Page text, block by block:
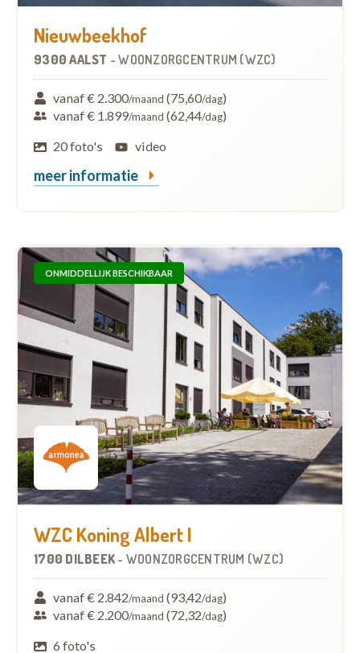
Nieuwbeekhof
9300 AALST -WOONZORGCENTRUM (WZC)
vanaf € 2.300/maand (75,60/dag)
vanaf € 1.899/maand (62,44/dag)
20 foto's
video
meer informatie
ONMIDDELLIJK BESCHIKBAAR
WZC Koning Albert I
1700 DILBEEK- WOONZORGCENTRUM (WZC)
vanaf € 2.842/maand (93,42/dag)
vanaf € 2.200/maand (72,32/dag)
6 foto's